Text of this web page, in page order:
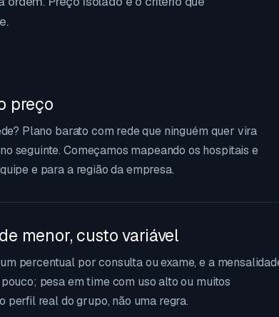
preço
Plano barato com rede que ninguém quer vira
seguinte. Começamos mapeando os hospitais e
e para a região da empresa.
menor, custo variável
percentual por consulta ou exame, e a
pesa em time com uso alto ou muitos
perfil real do grupo, não uma regra.